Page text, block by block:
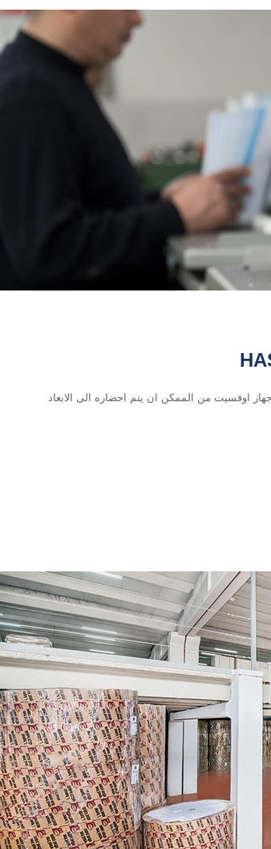
اوفسيت من الممكن ان يتم احضاره الى الابعاد